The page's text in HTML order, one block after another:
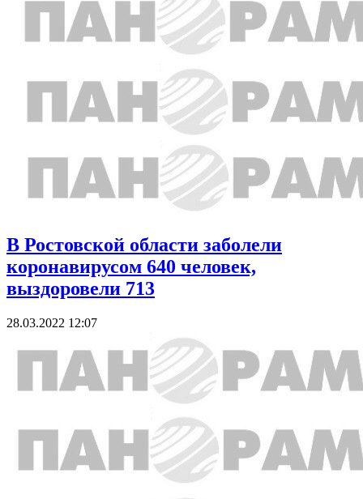
В Ростовской области заболели
коронавирусом 640 человек,
выздоровели 713
28.03.2022 12:07